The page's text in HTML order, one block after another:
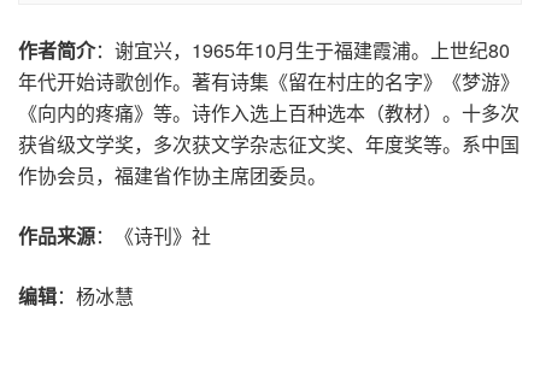
作者简介：谢宜兴，1965年10月生于福建霞浦。上世纪80
年代开始诗歌创作。著有诗集《留在村庄的名字》《梦游》
《向内的疼痛》等。诗作入选上百种选本（教材）。十多次
获省级文学奖，多次获文学杂志征文奖、年度奖等。系中国
作协会员，福建省作协主席团委员。
作品来源：《诗刊》社
编辑：杨冰慧